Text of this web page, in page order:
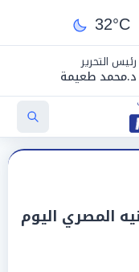
32°C
رئيس التحرير
د.محمد طعيمة
المصري اليوم